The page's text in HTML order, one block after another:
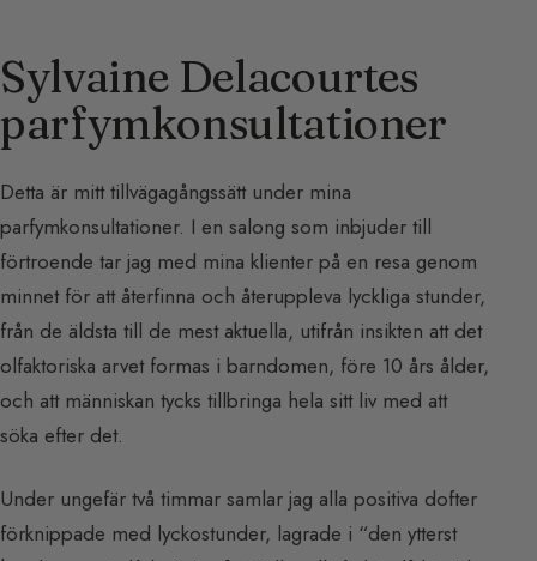
Sylvaine Delacourtes
parfymkonsultationer
Detta är mitt tillvägagångssätt under mina
parfymkonsultationer. I en salong som inbjuder till
förtroende tar jag med mina klienter på en resa genom
minnet för att återfinna och återuppleva lyckliga stunder,
från de äldsta till de mest aktuella, utifrån insikten att det
olfaktoriska arvet formas i barndomen, före 10 års ålder,
och att människan tycks tillbringa hela sitt liv med att
söka efter det.
Under ungefär två timmar samlar jag alla positiva dofter
förknippade med lyckostunder, lagrade i “den ytterst